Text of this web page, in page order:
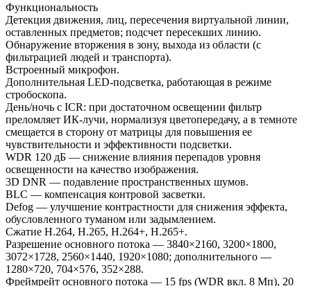
Функциональность
Детекция движения, лиц, пересечения виртуальной линии,
оставленных предметов; подсчет пересекших линию.
Обнаружение вторжения в зону, выхода из области (с
фильтрацией людей и транспорта).
Встроенный микрофон.
Дополнительная LED-подсветка, работающая в режиме
стробоскопа.
День/ночь с ICR: при достаточном освещении фильтр
преломляет ИК-лучи, нормализуя цветопередачу, а в темноте
смещается в сторону от матрицы для повышения ее
чувствительности и эффективности подсветки.
WDR 120 дБ — снижение влияния перепадов уровня
освещенности на качество изображения.
3D DNR — подавление пространственных шумов.
BLC — компенсация контровой засветки.
Defog — улучшение контрастности для снижения эффекта,
обусловленного туманом или задымлением.
Сжатие H.264, H.265, H.264+, H.265+.
Разрешение основного потока — 3840×2160, 3200×1800,
3072×1728, 2560×1440, 1920×1080; дополнительного —
1280×720, 704×576, 352×288.
Фреймрейт основного потока — 15 fps (WDR вкл. 8 Мп), 20